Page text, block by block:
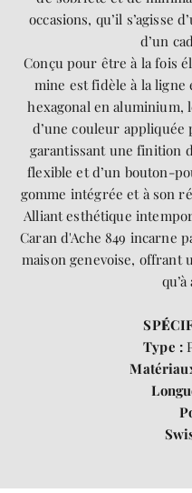
occasions, qu’il s’agisse
d’un
Conçu pour être à la fois
mine est fidèle à la ligne
hexagonal en
d’une couleur
garantissant une finition
flexible et d’un bouton-
gomme intégrée et à son
Alliant esthétique
Caran d'Ache 849 incarne
maison genevoise, offrant
SPÉ
Type :